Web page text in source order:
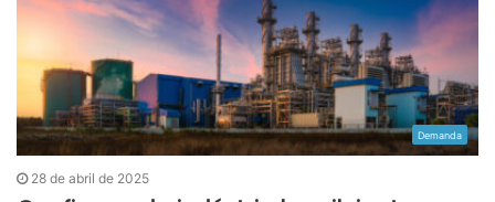
Demanda
28 de abril de 2025